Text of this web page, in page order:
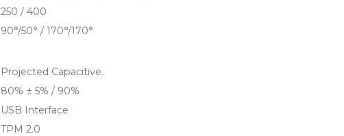
250 / 400
90°/50° / 170°/170°
Projected Capacitive.
80% ± 5% / 90%
USB Interface
TPM 2.0